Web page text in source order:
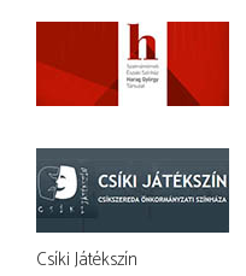
Csíki Játékszín